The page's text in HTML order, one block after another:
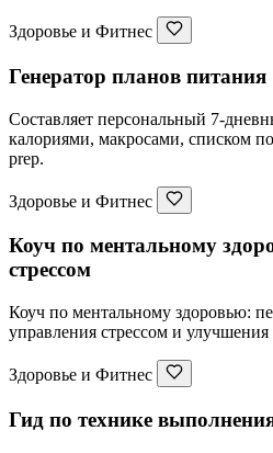
Здоровье и Фитнес
Генератор планов питания
Составляет персональный 7-
калориями, макросами, списком
prep.
Здоровье и Фитнес
Коуч по ментальному
стрессом
Коуч по ментальному здоровью:
управления стрессом и улучшения
Здоровье и Фитнес
Гид по технике